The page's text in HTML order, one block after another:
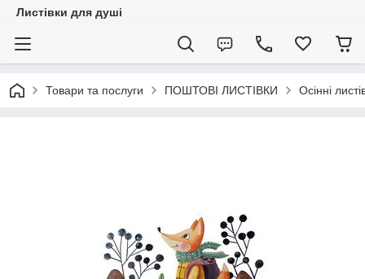
Листівки для душі
Товари та послуги ПОШТОВІ ЛИСТІВКИ Осінні